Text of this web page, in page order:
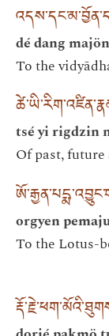
dé dang
To the
tsé yi rigdzin
Of past, future
orgyen
To the Lotus-